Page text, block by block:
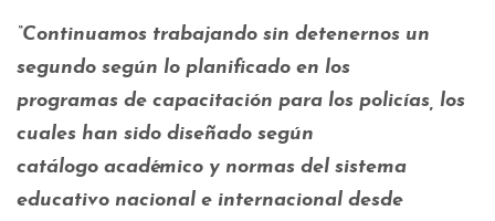
“Continuamos trabajando sin detenernos un
segundo según lo planificado en los
programas de capacitación para los policías, los
cuales han sido diseñado según
catálogo académico y normas del sistema
educativo nacional e internacional desde